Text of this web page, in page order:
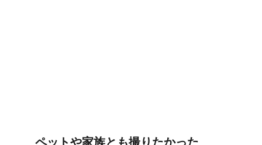
ペットや家族とも撮りたかった